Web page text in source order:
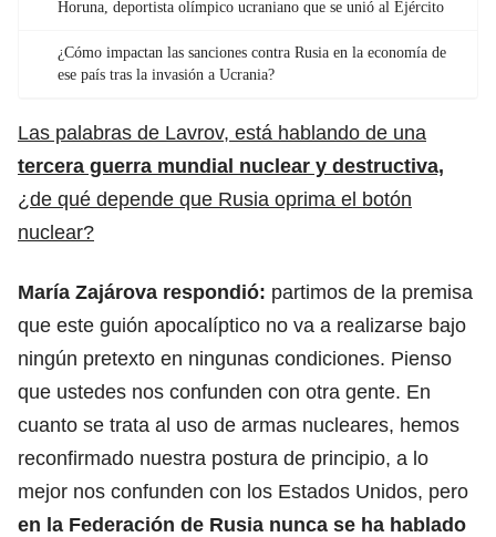
Horuna, deportista olímpico ucraniano que se unió al Ejército
¿Cómo impactan las sanciones contra Rusia en la economía de
ese país tras la invasión a Ucrania?
Las palabras de Lavrov, está hablando de una
tercera guerra mundial nuclear y destructiva,
¿de qué depende que Rusia oprima el botón
nuclear?
María Zajárova respondió: partimos de la premisa
que este guión apocalíptico no va a realizarse bajo
ningún pretexto en ningunas condiciones. Pienso
que ustedes nos confunden con otra gente. En
cuanto se trata al uso de armas nucleares, hemos
reconfirmado nuestra postura de principio, a lo
mejor nos confunden con los Estados Unidos, pero
en la Federación de Rusia nunca se ha hablado